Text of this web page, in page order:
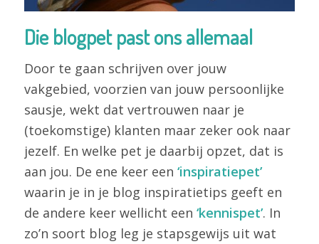
Die blogpet past ons allemaal
Door te gaan schrijven over jouw
vakgebied, voorzien van jouw persoonlijke
sausje, wekt dat vertrouwen naar je
(toekomstige) klanten maar zeker ook naar
jezelf. En welke pet je daarbij opzet, dat is
aan jou. De ene keer een ‘inspiratiepet’
waarin je in je blog inspiratietips geeft en
de andere keer wellicht een ‘kennispet’. In
zo’n soort blog leg je stapsgewijs uit wat